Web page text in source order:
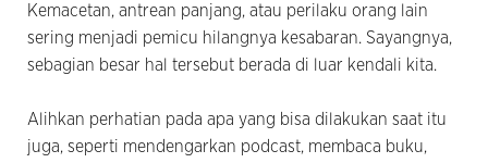
Kemacetan, antrean panjang, atau perilaku orang lain
sering menjadi pemicu hilangnya kesabaran. Sayangnya,
sebagian besar hal tersebut berada di luar kendali kita.
Alihkan perhatian pada apa yang bisa dilakukan saat itu
juga, seperti mendengarkan podcast, membaca buku,